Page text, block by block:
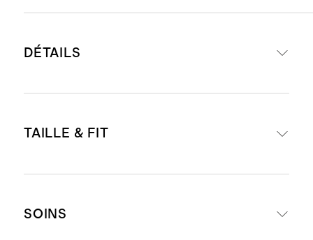
DÉTAILS
une fibre écologique fabriquée à
d’irrigation.
TAILLE & FIT
porte une taille petite en noir, bleu
SOINS